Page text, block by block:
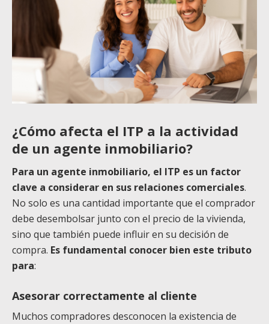
¿Cómo afecta el ITP a la actividad
de un agente inmobiliario?
Para un agente inmobiliario, el ITP es un factor
clave a considerar en sus relaciones comerciales.
No solo es una cantidad importante que el comprador
debe desembolsar junto con el precio de la vivienda,
sino que también puede influir en su decisión de
compra. Es fundamental conocer bien este tributo
para:
Asesorar correctamente al cliente
Muchos compradores desconocen la existencia de